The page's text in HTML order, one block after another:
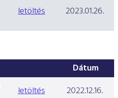
letöltés 2023.01.26.
Dátum
letöltés
2022.12.16.